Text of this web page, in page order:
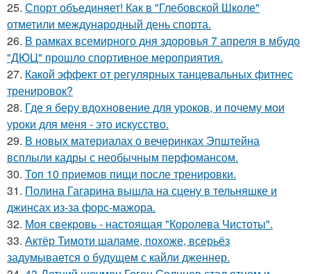
25. Спорт объединяет! Как в "Глебовской Школе"
отметили международный день спорта.
26. В рамках всемирного дня здоровья 7 апреля в мбудо
"ДЮЦ" прошло спортивное мероприятия.
27. Какой эффект от регулярных танцевальных фитнес
тренировок?
28. Где я беру вдохновение для уроков, и почему мои
уроки для меня - это искусство.
29. В новых материалах о вечеринках Эпштейна
всплыли кадры с необычным перфомансом.
30. Топ 10 приемов пищи после тренировки.
31. Полина Гагарина вышла на сцену в тельняшке и
джинсах из-за форс-мажора.
32. Моя свекровь - настоящая "Королева Чистоты".
33. Актёр Тимоти шаламе, похоже, всерьёз
задумывается о будущем с кайли дженнер.